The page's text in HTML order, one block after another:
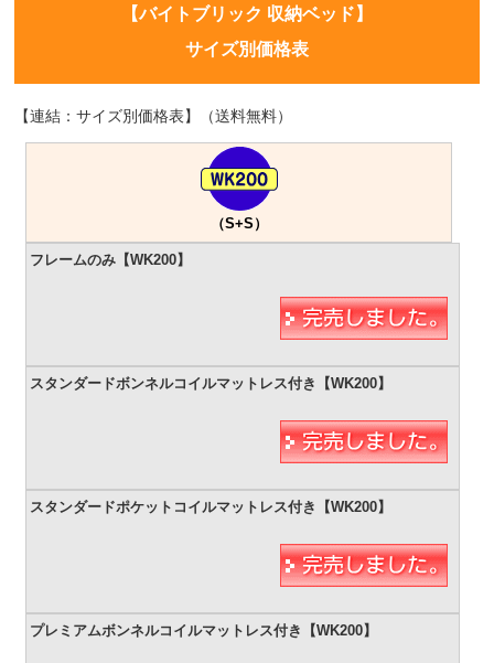
【バイトブリック 収納ベッド】
サイズ別価格表
【連結：サイズ別価格表】（送料無料）
（S+S）